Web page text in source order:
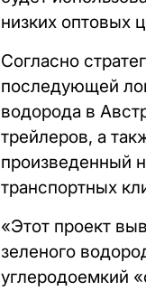
низких оптовых
Согласно
последующей
водорода в
трейлеров, а
произведенный
транспортных
«Этот проект
зеленого
углеродоемкий